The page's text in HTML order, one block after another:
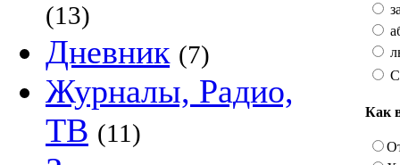
(13)
Дневник (7)
Журналы, Радио,
ТВ (11)
Как